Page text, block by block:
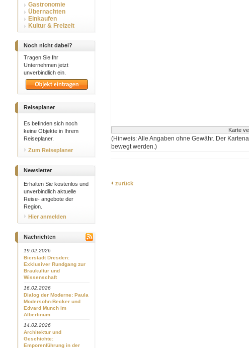
Gastronomie
Übernachten
Einkaufen
Kultur & Freizeit
Noch nicht dabei?
Tragen Sie Ihr
Unternehmen jetzt
unverbindlich ein.
Reiseplaner
Es befinden sich noch
keine Objekte in Ihrem
Reiseplaner.
Zum Reiseplaner
Newsletter
Erhalten Sie kostenlos und
unverbindlich aktuelle
Reise- angebote der
Region.
Hier anmelden
Nachrichten
19.02.2026
Bierstadt Dresden:
Exklusiver Rundgang zur
Braukultur und
Wissenschaft
16.02.2026
Dialog der Moderne: Paula
Modersohn-Becker und
Edvard Munch im
Albertinum
14.02.2026
Architektur und
Geschichte:
Emporenführung in der
(Hinweis: Alle Angaben ohne Gewähr. Der
bewegt werden.)
zurück